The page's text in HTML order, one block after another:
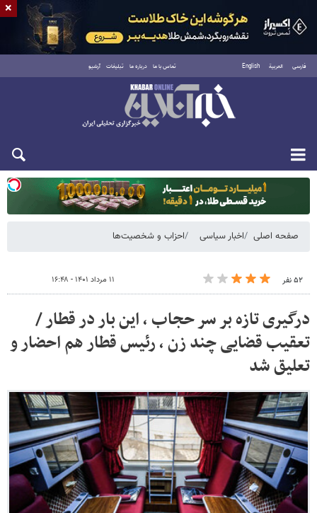
فارسی العربية English تماس با ما درباره ما تبلیغات آرشیو
یکشنبه ۱۸ مرداد ۱۴۰۵
صفحه اصلی اخبار سیاسی احزاب و شخصیت‌ها
۵۲ نفر ۱۱ مرداد ۱۴۰۱ - ۱۶:۴۸
درگیری تازه بر سر حجاب ، این بار در قطار /
تعقیب قضایی چند زن ، رئیس قطار هم احضار و
تعلیق شد
×